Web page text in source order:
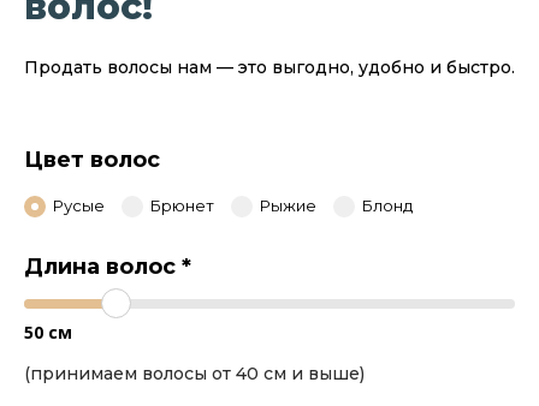
Продать волосы нам — это выгодно, удобно и быстро.
Цвет волос
Русые Брюнет Рыжие Блонд
Длина волос *
50 см
(принимаем волосы от 40 см и выше)